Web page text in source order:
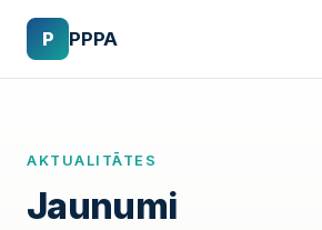
P PPPA
AKTUALITĀTES
Jaunumi